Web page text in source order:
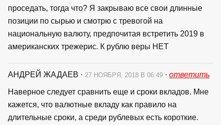
проседать, тогда что? Я закрываю все свои длинные
позиции по сырью и смотрю с тревогой на
национальную валюту, предпочитая встретить 2019 в
американских трежерис. К рублю веры НЕТ
АНДРЕЙ ЖАДАЕВ · 27 НОЯБРЯ, 2018 В 06:49 · ответить
Наверное следует сравнить еще и сроки вкладов. Мне
кажется, что валютные вкладу как правило на
длительные сроки, а среди рублевых есть короткие.